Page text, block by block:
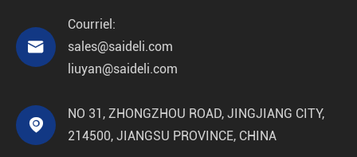

Courriel:
sales@saideli.com
liuyan@saideli.com

NO 31, ZHONGZHOU ROAD, JINGJIANG CITY,
214500, JIANGSU PROVINCE, CHINA